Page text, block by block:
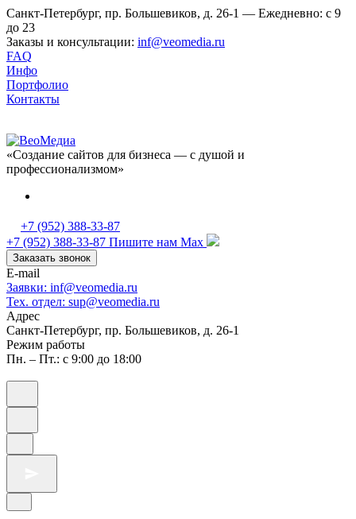
Санкт-Петербург, пр. Большевиков, д. 26-1 — Ежедневно: с 9
до 23
Заказы и консультации: inf@veomedia.ru
FAQ
Инфо
Портфолио
Контакты
«Создание сайтов для бизнеса — с душой и
профессионализмом»
+7 (952) 388-33-87
+7 (952) 388-33-87 Пишите нам Max
Заказать звонок
E-mail
Заявки: inf@veomedia.ru
Тех. отдел: sup@veomedia.ru
Адрес
Санкт-Петербург, пр. Большевиков, д. 26-1
Режим работы
Пн. – Пт.: с 9:00 до 18:00